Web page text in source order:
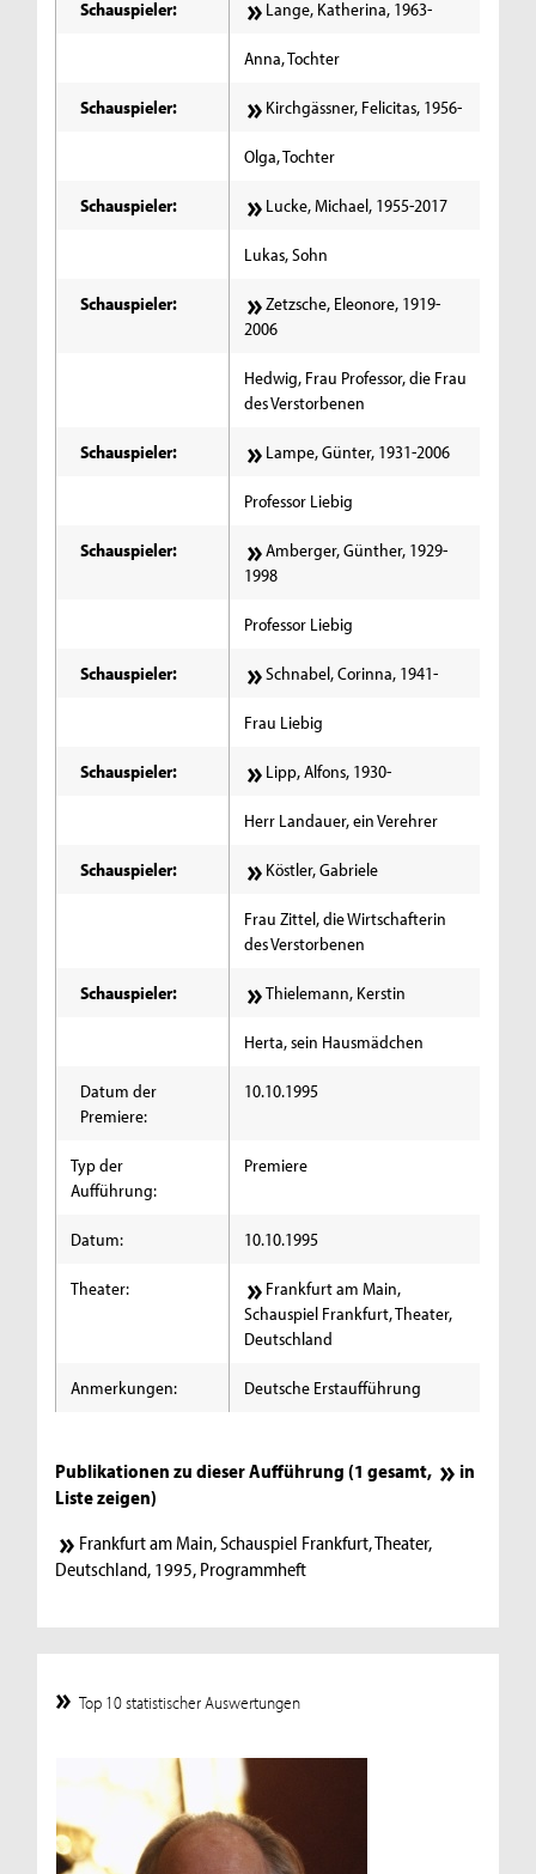
Schauspieler: Lange, Katherina, 1963-
Anna, Tochter
Schauspieler: Kirchgässner, Felicitas, 1956-
Olga, Tochter
Schauspieler: Lucke, Michael, 1955-2017
Lukas, Sohn
Schauspieler:
Zetzsche, Eleonore, 1919-
2006
Hedwig, Frau Professor, die Frau
des Verstorbenen
Schauspieler: Lampe, Günter, 1931-2006
Professor Liebig
Schauspieler:
Amberger, Günther, 1929-
1998
Professor Liebig
Schauspieler: Schnabel, Corinna, 1941-
Frau Liebig
Schauspieler: Lipp, Alfons, 1930-
Herr Landauer, ein Verehrer
Schauspieler: Köstler, Gabriele
Frau Zittel, die Wirtschafterin
des Verstorbenen
Schauspieler: Thielemann, Kerstin
Herta, sein Hausmädchen
Datum der
Premiere:
10.10.1995
Typ der
Aufführung:
Premiere
Datum: 10.10.1995
Theater:
Frankfurt am Main,
Schauspiel Frankfurt, Theater,
Deutschland
Anmerkungen: Deutsche Erstaufführung
Publikationen zu dieser Aufführung (1 gesamt,
in
Liste zeigen)
Frankfurt am Main, Schauspiel Frankfurt, Theater,
Deutschland, 1995, Programmheft
Top 10 statistischer Auswertungen